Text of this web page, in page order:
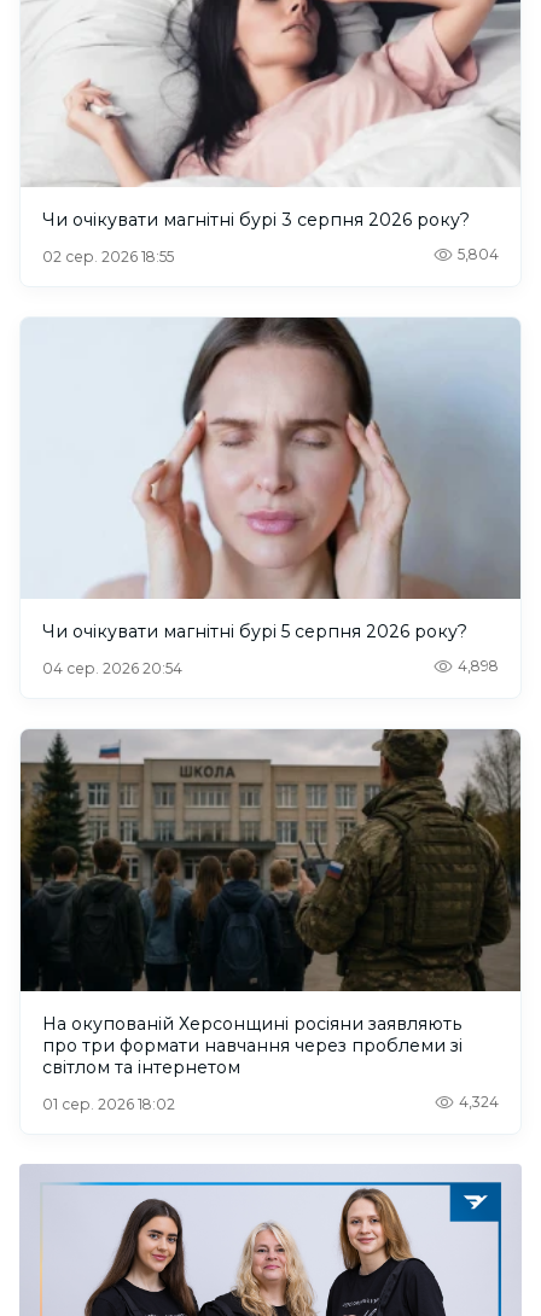
Чи очікувати магнітні бурі 3 серпня 2026 року?
02 сер. 2026 18:55 5,804
Чи очікувати магнітні бурі 5 серпня 2026 року?
04 сер. 2026 20:54 4,898
На окупованій Херсонщині росіяни заявляють
про три формати навчання через проблеми зі
світлом та інтернетом
01 сер. 2026 18:02 4,324